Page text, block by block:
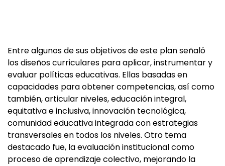
Entre algunos de sus objetivos de este plan señaló
los diseños curriculares para aplicar, instrumentar y
evaluar políticas educativas. Ellas basadas en
capacidades para obtener competencias, así como
también, articular niveles, educación integral,
equitativa e inclusiva, innovación tecnológica,
comunidad educativa integrada con estrategias
transversales en todos los niveles. Otro tema
destacado fue, la evaluación institucional como
proceso de aprendizaje colectivo, mejorando la